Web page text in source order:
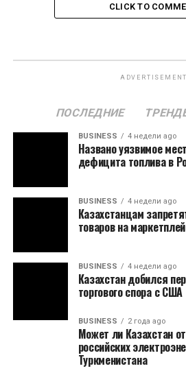
CLICK TO
ADVERTISEMENT
ПОСЛЕДНИЕ
BUSINESS 4 недели ago
Названо уязвимое
дефицита топлива в
BUSINESS 4 недели ago
Казахстанцам
товаров на
BUSINESS 4 недели ago
Казахстан добился
торгового спора с США
BUSINESS 2 года ago
Может ли Казахстан
российских
Туркменистана